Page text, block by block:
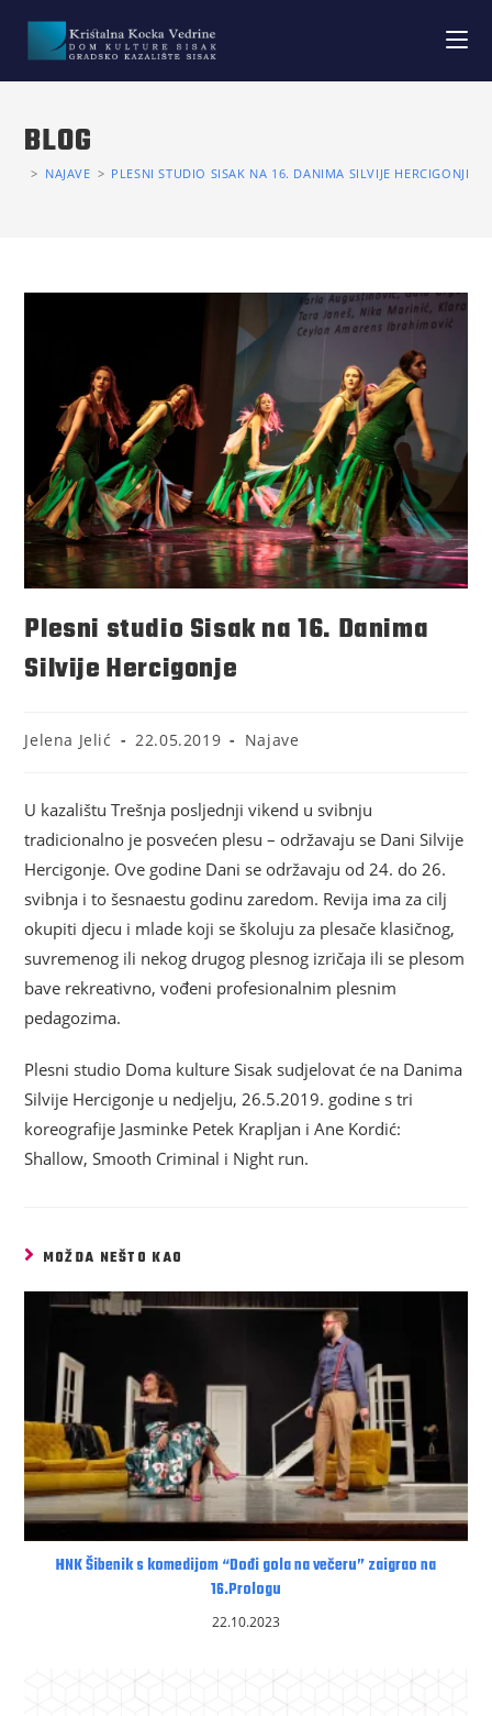
BLOG
> NAJAVE > PLESNI STUDIO SISAK NA 16. DANIMA SILVIJE HERCIGONJE
Plesni studio Sisak na 16. Danima
Silvije Hercigonje
Jelena Jelić 22.05.2019 Najave
U kazalištu Trešnja posljednji vikend u svibnju
tradicionalno je posvećen plesu – održavaju se Dani Silvije
Hercigonje. Ove godine Dani se održavaju od 24. do 26.
svibnja i to šesnaestu godinu zaredom. Revija ima za cilj
okupiti djecu i mlade koji se školuju za plesače klasičnog,
suvremenog ili nekog drugog plesnog izričaja ili se plesom
bave rekreativno, vođeni profesionalnim plesnim
pedagozima.
Plesni studio Doma kulture Sisak sudjelovat će na Danima
Silvije Hercigonje u nedjelju, 26.5.2019. godine s tri
koreografije Jasminke Petek Krapljan i Ane Kordić:
Shallow, Smooth Criminal i Night run.
MOŽDA NEŠTO KAO
HNK Šibenik s komedijom “Dođi gola na večeru” zaigrao na
16.Prologu
22.10.2023